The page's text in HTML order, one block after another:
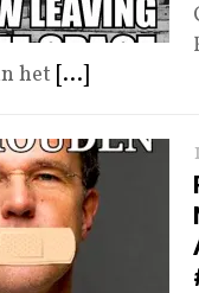
het [...]